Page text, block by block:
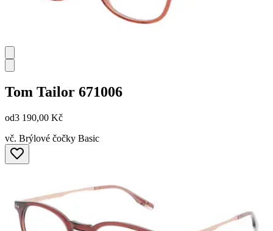
Tom Tailor 671006
od3 190,00 Kč
vč. Brýlové čočky Basic